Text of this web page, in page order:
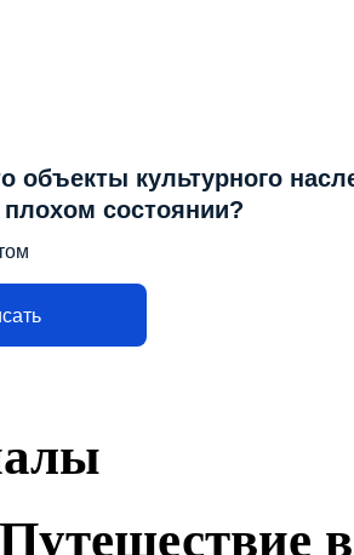
объекты культурного
состоянии?